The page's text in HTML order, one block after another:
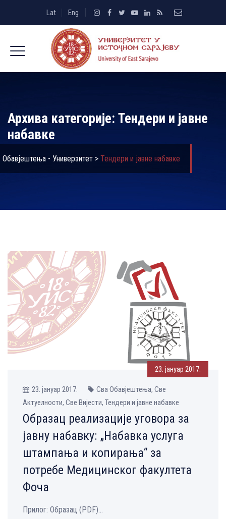
Lat Eng
Архива категорије: Тендери и јавне
набавке
Обавјештења - Универзитет > Тендери и јавне набавке
23. јануар 2017.
23. јануар 2017.
Сва Обавјештења, Све
Aктуелности, Све Вијести, Тендери и јавне набавке
Образац реализације уговора за
јавну набавку: „Набавка услуга
штампања и копирања“ за
потребе Медицинског факултета
Фоча
Прилог: Образац (PDF)...